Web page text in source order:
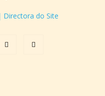
Directora do Site